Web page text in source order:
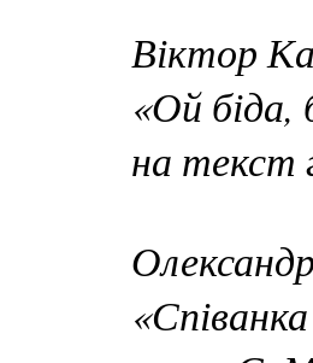
Віктор
«Ой біда,
на текст